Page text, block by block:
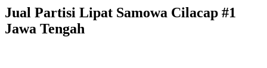
Jual Partisi Lipat Samowa Cilacap #1
Jawa Tengah